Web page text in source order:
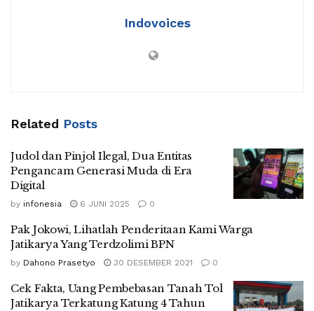
Indovoices
Related Posts
Judol dan Pinjol Ilegal, Dua Entitas
Pengancam Generasi Muda di Era
Digital
by infonesia 6 JUNI 2025 0
Pak Jokowi, Lihatlah Penderitaan Kami Warga
Jatikarya Yang Terdzolimi BPN
by Dahono Prasetyo 30 DESEMBER 2021 0
Cek Fakta, Uang Pembebasan Tanah Tol
Jatikarya Terkatung Katung 4 Tahun